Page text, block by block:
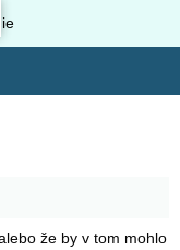
na tvojich synov.
svojvoľnosť je
že by v tom mohlo